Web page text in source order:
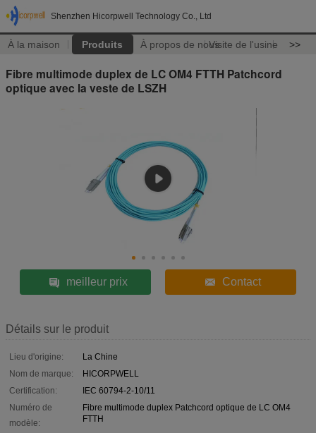
Shenzhen Hicorpwell Technology Co., Ltd
À la maison Produits À propos de nousVisite de l'usine >>
Fibre multimode duplex de LC OM4 FTTH Patchcord
optique avec la veste de LSZH
meilleur prix Contact
Détails sur le produit
Lieu d'origine:
La Chine
Nom de marque:
HICORPWELL
Certification:
IEC 60794-2-10/11
Numéro de
modèle:
Fibre multimode duplex Patchcord optique de LC OM4
FTTH